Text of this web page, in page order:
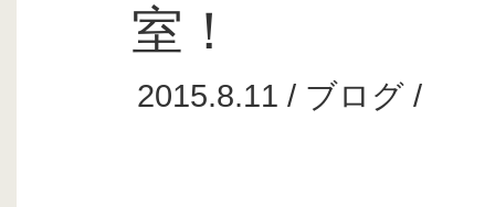
室！
2015.8.11 / ブログ /